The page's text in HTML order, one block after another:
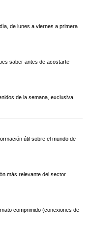
de lunes a viernes a primera
saber antes de acostarte
de la semana, exclusiva
útil sobre el mundo de
más relevante del sector
comprimido (conexiones de